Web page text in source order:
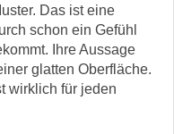
Das ist eine
schon ein Gefühl
Ihre Aussage
glatten Oberfläche.
wirklich für jeden